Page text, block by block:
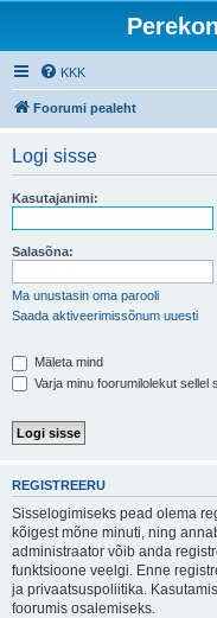
KKK
Foorumi pealeht
Logi sisse
Kasutajanimi:
Salasõna:
Ma unustasin oma parooli
Saada aktiveerimissõnum uuesti
Mäleta mind
Varja minu foorumilolekut sellel
REGISTREERU
Sisselogimiseks pead olema
kõigest mõne minuti, ning
administraator võib anda
funktsioone veelgi. Enne
ja privaatsuspoliitika.
foorumis osalemiseks.